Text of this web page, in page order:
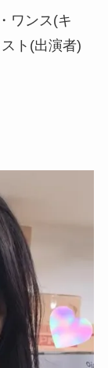
ワンス(キ
ト(出演者)